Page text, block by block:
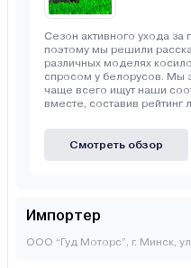
Сезон активного ухода за
поэтому мы решили
различных моделях
спросом у белорусов. Мы
чаще всего ищут наши
вместе, составив рейтинг
Смотреть обзор
Импортер
ООО “Гуд Моторс”, г. Минск,